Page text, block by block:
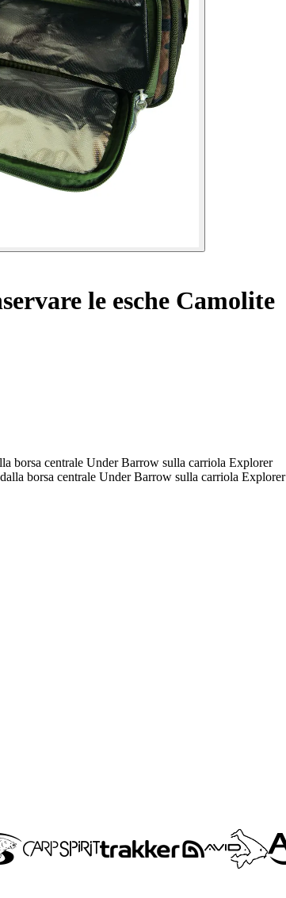
le esche Camolite
borsa centrale Under Barrow sulla carriola Explorer
borsa centrale Under Barrow sulla carriola Explorer